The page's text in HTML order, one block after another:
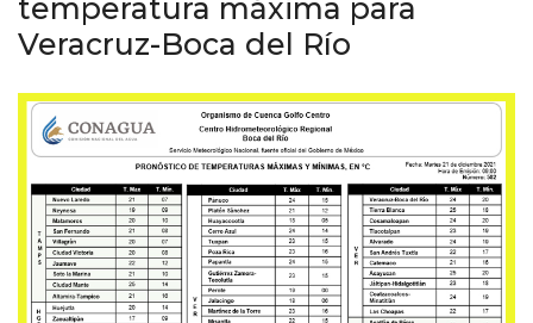
temperatura máxima para
Veracruz-Boca del Río